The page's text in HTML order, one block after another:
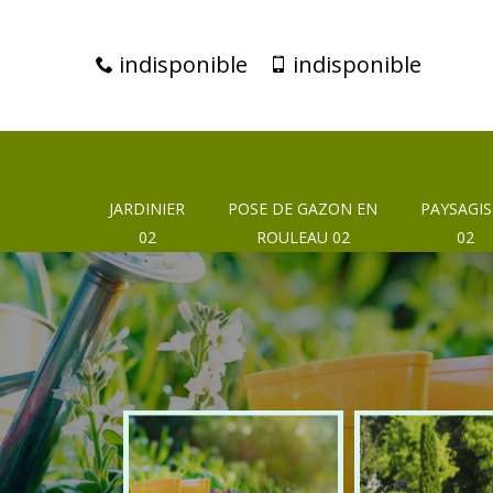
indisponible indisponible
JARDINIER
02
POSE DE GAZON EN
ROULEAU 02
02